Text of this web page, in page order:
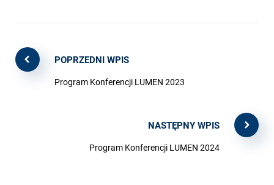
POPRZEDNI WPIS
Program Konferencji LUMEN 2023
NASTĘPNY WPIS
Program Konferencji LUMEN 2024